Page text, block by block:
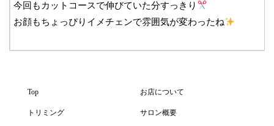
今回もカットコースで伸びていた分すっきり
お顔もちょっぴりイメチェンで雰囲気が変わったね
Top お店について
トリミング サロン概要